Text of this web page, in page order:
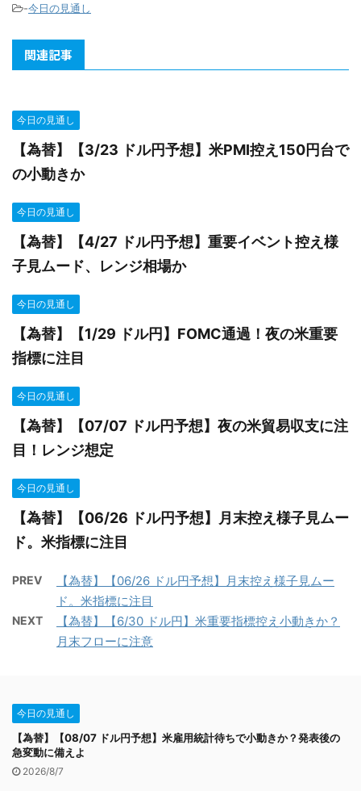
-今日の見通し
関連記事
今日の見通し
【為替】【3/23 ドル円予想】米PMI控え150円台で
の小動きか
今日の見通し
【為替】【4/27 ドル円予想】重要イベント控え様
子見ムード、レンジ相場か
今日の見通し
【為替】【1/29 ドル円】FOMC通過！夜の米重要
指標に注目
今日の見通し
【為替】【07/07 ドル円予想】夜の米貿易収支に注
目！レンジ想定
今日の見通し
【為替】【06/26 ドル円予想】月末控え様子見ムー
ド。米指標に注目
PREV
【為替】【06/26 ドル円予想】月末控え様子見ムー
ド。米指標に注目
NEXT
【為替】【6/30 ドル円】米重要指標控え小動きか？
月末フローに注意
今日の見通し
【為替】【08/07 ドル円予想】米雇用統計待ちで小動きか？発表後の
急変動に備えよ
2026/8/7